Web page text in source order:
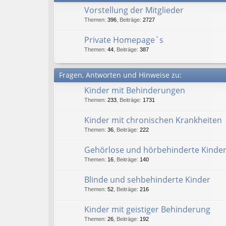
Vorstellung der Mitglieder
Themen: 396 Beiträge: 2727
Private Homepage`s
Themen: 44 Beiträge: 387
Fragen, Antworten und Hinweise zu:
Kinder mit Behinderungen
Themen: 233 Beiträge: 1731
Kinder mit chronischen Krankheiten
Themen: 36 Beiträge: 222
Gehörlose und hörbehinderte Kinder
Themen: 16 Beiträge: 140
Blinde und sehbehinderte Kinder
Themen: 52 Beiträge: 216
Kinder mit geistiger Behinderung
Themen: 26 Beiträge: 192